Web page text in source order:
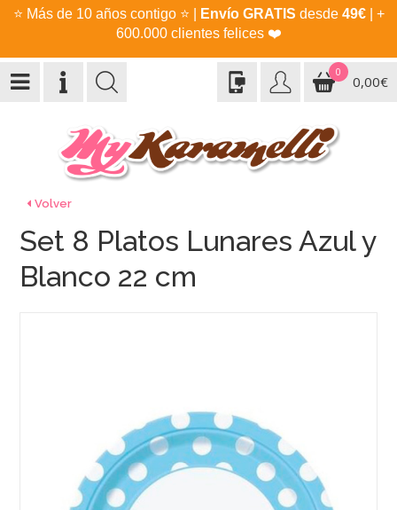
⭐ Más de 10 años contigo ⭐ Envío GRATIS desde 49€| +
600.000 clientes felices ❤️
0
0,00€
Volver
Set 8 Platos Lunares Azul y
Blanco 22 cm